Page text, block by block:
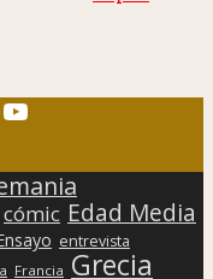
YouTube
cómic Edad Media
entrevista
Francia Grecia